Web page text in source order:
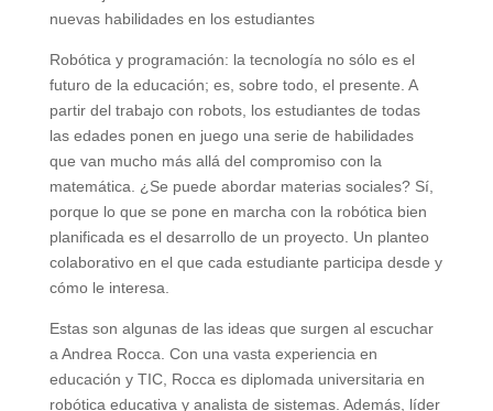
nuevas habilidades en los estudiantes
Robótica y programación: la tecnología no sólo es el
futuro de la educación; es, sobre todo, el presente. A
partir del trabajo con robots, los estudiantes de todas
las edades ponen en juego una serie de habilidades
que van mucho más allá del compromiso con la
matemática. ¿Se puede abordar materias sociales? Sí,
porque lo que se pone en marcha con la robótica bien
planificada es el desarrollo de un proyecto. Un planteo
colaborativo en el que cada estudiante participa desde y
cómo le interesa.
Estas son algunas de las ideas que surgen al escuchar
a Andrea Rocca. Con una vasta experiencia en
educación y TIC, Rocca es diplomada universitaria en
robótica educativa y analista de sistemas. Además, líder